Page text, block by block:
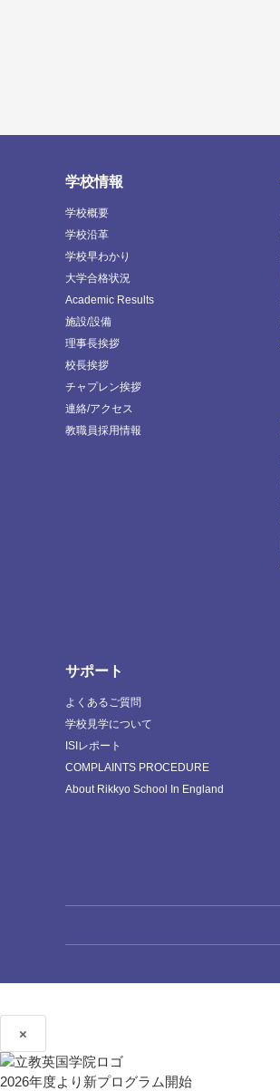
学校情報
学校概要
学校沿革
学校早わかり
大学合格状況
Academic Results
施設/設備
理事長挨拶
校長挨拶
チャプレン挨拶
連絡/アクセス
教職員採用情報
サポート
よくあるご質問
学校見学について
ISIレポート
COMPLAINTS PROCEDURE
About Rikkyo School In England
×
2026年度より新プログラム開始